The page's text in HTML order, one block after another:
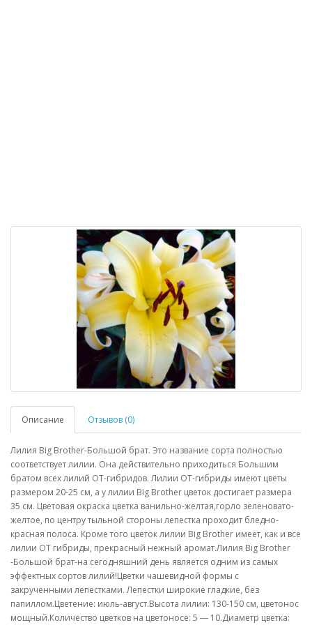
Описание Отзывов (0)
Лилия Big Brother-Большой брат. Это название сорта полностью
соответствует лилии. Она действительно приходиться Большим
братом всех лилий ОТ-гибридов. Лилии ОТ-гибриды имеют цветы
размером 20-25 см, а у лилии Big Brother цветок достигает размера
35 см. Цветовая окраска цветка ванильно-желтая,горло зеленовато-
желтое, по центру тыльной стороны лепестка проходит бледно-
красная полоса. Кроме того цветок лилии Big Brother имеет, как и все
лилии ОТ гибриды, прекрасный нежный аромат.Лилия Big Brother
-Большой брат-на сегодняшний день является одним из самых
эффектных сортов лилий!Цветки чашевидной формы с
закрученными лепестками. Лепестки широкие гладкие, без
папиллом.Цветение: июль-август.Высота лилии: 130-150 см, цветонос
мощный.Количество цветков на цветоносе: 5 ― 10.Диаметр цветка: